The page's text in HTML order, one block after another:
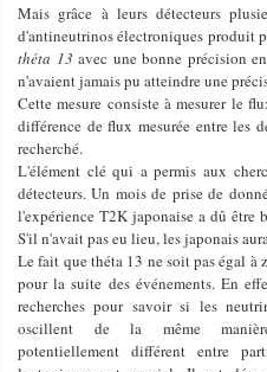
Mais grâce à leurs détecteurs
d'antineutrinos électroniques produit
théta 13 avec une bonne précision
n'avaient jamais pu atteindre une
Cette mesure consiste à mesurer le
différence de flux mesurée entre les
recherché.
L'élément clé qui a permis aux
détecteurs. Un mois de prise de
l'expérience T2K japonaise a dû
S'il n'avait pas eu lieu, les japonais
Le fait que théta 13 ne soit pas égal à
pour la suite des événements. En
recherches pour savoir si les
oscillent de la même
potentiellement différent entre